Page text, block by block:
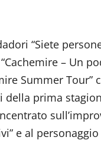
“Siete
– Un
Summer Tour”
prima
e al